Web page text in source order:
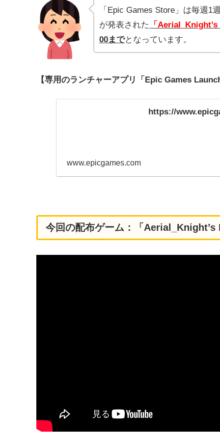
「Epic Games Store」は毎週
が発表された
「
00までとなっています。
【専用のランチャーアプリ「Epic Games
https://
www.epicgames.com
今回の配布ゲーム：「